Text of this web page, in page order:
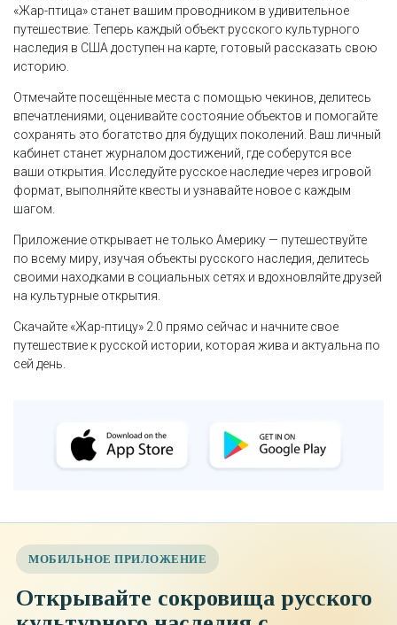
«Жар-птица» станет вашим проводником в удивительное
путешествие. Теперь каждый объект русского культурного
наследия в США доступен на карте, готовый рассказать свою
историю.
Отмечайте посещённые места с помощью чекинов, делитесь
впечатлениями, оценивайте состояние объектов и помогайте
сохранять это богатство для будущих поколений. Ваш личный
кабинет станет журналом достижений, где соберутся все
ваши открытия. Исследуйте русское наследие через игровой
формат, выполняйте квесты и узнавайте новое с каждым
шагом.
Приложение открывает не только Америку — путешествуйте
по всему миру, изучая объекты русского наследия, делитесь
своими находками в социальных сетях и вдохновляйте друзей
на культурные открытия.
Скачайте «Жар-птицу» 2.0 прямо сейчас и начните свое
путешествие к русской истории, которая жива и актуальна по
сей день.
МОБИЛЬНОЕ ПРИЛОЖЕНИЕ
Открывайте сокровища русского